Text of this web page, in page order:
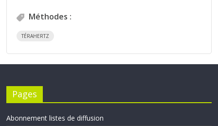
Méthodes :
TÉRAHERTZ
Pages
Abonnement listes de diffusion